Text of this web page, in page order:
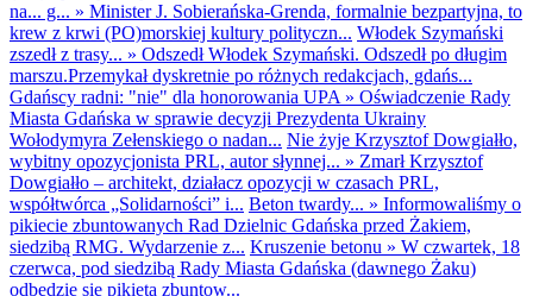
na... g... » Minister J. Sobierańska-Grenda, formalnie bezpartyjna, to
krew z krwi (PO)morskiej kultury polityczn... Włodek Szymański
zszedł z trasy... » Odszedł Włodek Szymański. Odszedł po długim
marszu.Przemykał dyskretnie po różnych redakcjach, gdańs...
Gdańscy radni: "nie" dla honorowania UPA » Oświadczenie Rady
Miasta Gdańska w sprawie decyzji Prezydenta Ukrainy
Wołodymyra Zełenskiego o nadan... Nie żyje Krzysztof Dowgiałło,
wybitny opozycjonista PRL, autor słynnej... » Zmarł Krzysztof
Dowgiałło – architekt, działacz opozycji w czasach PRL,
współtwórca „Solidarności” i... Beton twardy... » Informowaliśmy o
pikiecie zbuntowanych Rad Dzielnic Gdańska przed Żakiem,
siedzibą RMG. Wydarzenie z... Kruszenie betonu » W czwartek, 18
czerwca, pod siedzibą Rady Miasta Gdańska (dawnego Żaku)
odbędzie się pikieta zbuntow...